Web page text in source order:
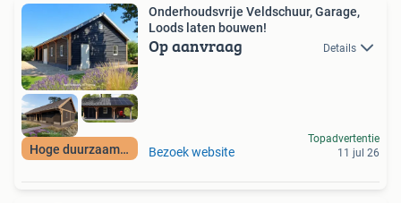
Hoge duurzaamheid
Onderhoudsvrije Veldschuur, Garage,
Loods laten bouwen!
Op aanvraag Details
Bezoek website
Topadvertentie
11 jul 26